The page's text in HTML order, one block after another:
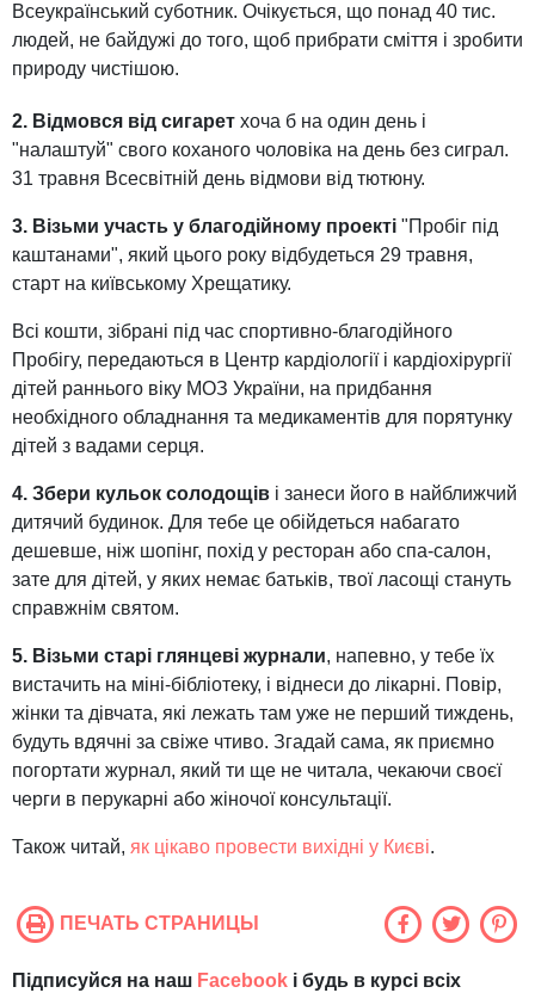
Всеукраїнський суботник. Очікується, що понад 40 тис.
людей, не байдужі до того, щоб прибрати сміття і зробити
природу чистішою.
2. Відмовся від сигарет хоча б на один день і
"налаштуй" свого коханого чоловіка на день без сиграл.
31 травня Всесвітній день відмови від тютюну.
3. Візьми участь у благодійному проекті "Пробіг під
каштанами", який цього року відбудеться 29 травня,
старт на київському Хрещатику.
Всі кошти, зібрані під час спортивно-благодійного
Пробігу, передаються в Центр кардіології і кардіохірургії
дітей раннього віку МОЗ України, на придбання
необхідного обладнання та медикаментів для порятунку
дітей з вадами серця.
4. Збери кульок солодощів і занеси його в найближчий
дитячий будинок. Для тебе це обійдеться набагато
дешевше, ніж шопінг, похід у ресторан або спа-салон,
зате для дітей, у яких немає батьків, твої ласощі стануть
справжнім святом.
5. Візьми старі глянцеві журнали, напевно, у тебе їх
вистачить на міні-бібліотеку, і віднеси до лікарні. Повір,
жінки та дівчата, які лежать там уже не перший тиждень,
будуть вдячні за свіже чтиво. Згадай сама, як приємно
погортати журнал, який ти ще не читала, чекаючи своєї
черги в перукарні або жіночої консультації.
Також читай, як цікаво провести вихідні у Києві.
ПЕЧАТЬ СТРАНИЦЫ
Підписуйся на наш Facebook і будь в курсі всіх